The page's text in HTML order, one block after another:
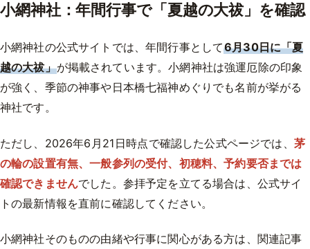
小網神社：年間行事で「夏越の大祓」を確認
小網神社の公式サイトでは、年間行事として6月30日に「夏
越の大祓」が掲載されています。小網神社は強運厄除の印象
が強く、季節の神事や日本橋七福神めぐりでも名前が挙がる
神社です。
ただし、2026年6月21日時点で確認した公式ページでは、 茅
の輪の設置有無、一般参列の受付、初穂料、予約要否までは
確認できませんでした。参拝予定を立てる場合は、公式サイ
トの最新情報を直前に確認してください。
小網神社そのものの由緒や行事に関心がある方は、関連記事